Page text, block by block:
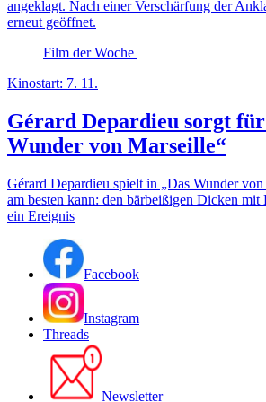
angeklagt. Nach einer Verschärfung der
erneut geöffnet.
Film der Woche
Kinostart: 7. 11.
Gérard Depardieu sorgt für
Wunder von Marseille“
Gérard Depardieu spielt in „Das Wunder
am besten kann: den bärbeißigen Dicken
ein Ereignis
Facebook
Instagram
Threads
Newsletter